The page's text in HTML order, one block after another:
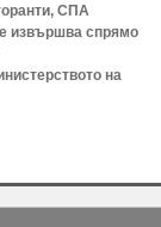
СПА
извършва спрямо
на